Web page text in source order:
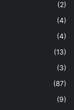
(2)
(4)
(4)
(13)
(3)
(87)
(9)